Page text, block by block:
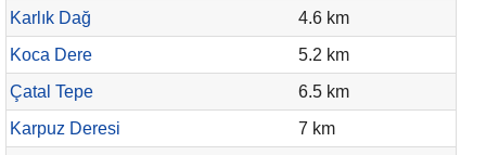
Karlık Dağ
4.6 km
Koca Dere
5.2 km
Çatal Tepe
6.5 km
Karpuz Deresi
7 km